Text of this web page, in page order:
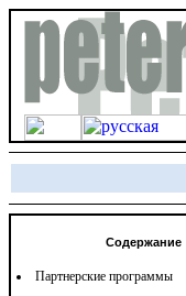
Содержание
Партнерские программы